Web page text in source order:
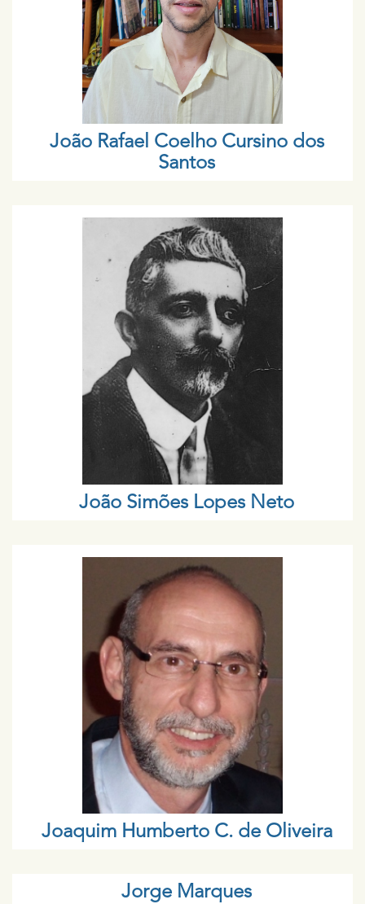
João Rafael Coelho Cursino dos
Santos
João Simões Lopes Neto
Joaquim Humberto C. de Oliveira
Jorge Marques